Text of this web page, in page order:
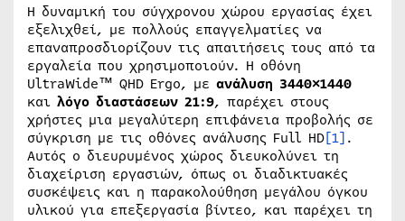
Η δυναμική του σύγχρονου χώρου εργασίας έχει
εξελιχθεί, με πολλούς επαγγελματίες να
επαναπροσδιορίζουν τις απαιτήσεις τους από τα
εργαλεία που χρησιμοποιούν. Η οθόνη
UltraWide™ QHD Ergo, με ανάλυση 3440×1440
και λόγο διαστάσεων 21:9, παρέχει στους
χρήστες μια μεγαλύτερη επιφάνεια προβολής σε
σύγκριση με τις οθόνες ανάλυσης Full HD[1].
Αυτός o διευρυμένος χώρος διευκολύνει τη
διαχείριση εργασιών, όπως οι διαδικτυακές
συσκέψεις και η παρακολούθηση μεγάλου όγκου
υλικού για επεξεργασία βίντεο, και παρέχει τη